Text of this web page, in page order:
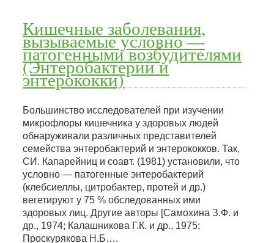
Кишечные заболевания,
вызываемые условно —
патогенными возбудителями
(Энтеробактерии и
энтерококки)
Большинство исследователей при изучении
микрофлоры кишечника у здоровых людей
обнаруживали различных представителей
семейства энтеробактерий и энтерококков. Так,
СИ. Капарейниц и соавт. (1981) установили, что
условно — патогенные энтеробактерий
(клебсиеллы, цитробактер, протей и др.)
вегетируют у 75 % обследованных ими
здоровых лиц. Другие авторы [Самохина З.Ф. и
др., 1974; Калашникова Г.К. и др., 1975;
Проскурякова H.Б….